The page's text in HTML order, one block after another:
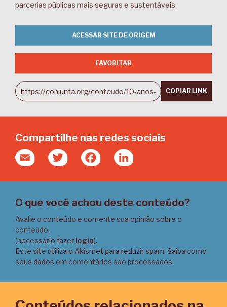
parcerias públicas mais seguras e sustentáveis.
ACESSAR SITE DE ORIGEM
FAVORITAR
COPIAR LINK
Compartilhe nas redes sociais
Email Twitter FacebookLinkedIn
O que você achou deste conteúdo?
Avalie o conteúdo e comente sua opinião sobre o
conteúdo.
(necessário fazer login).
Este site utiliza o Akismet para reduzir spam. Saiba como
seus dados em comentários são processados.